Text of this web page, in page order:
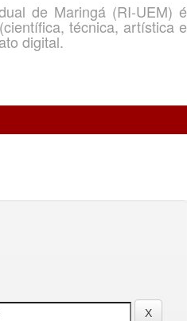
de Maringá (RI-UEM) é
técnica, artística e
digital.